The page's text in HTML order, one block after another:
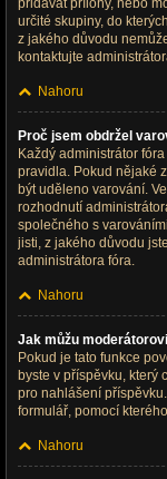
přidávat přílohy, nebo
určité skupiny, do
z jakého důvodu
kontaktujte
Nahoru
Proč jsem obdržel
Každý administrátor
pravidla. Pokud nějaké
být uděleno varování.
rozhodnutí
společného s
jisti, z jakého důvodu
administrátora fóra.
Nahoru
Jak můžu
Pokud je tato funkce
byste v příspěvku, který
pro nahlášení
formulář, pomocí
Nahoru